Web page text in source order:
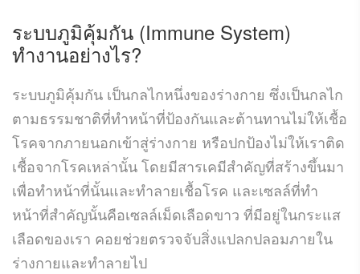
ระบบภูมิคุ้มกัน (Immune System)
ทำงานอย่างไร?
ระบบภูมิคุ้มกัน เป็นกลไกหนึ่งของร่างกาย ซึ่งเป็นกลไก
ตามธรรมชาติที่ทำหน้าที่ป้องกันและต้านทานไม่ให้เชื้อ
โรคจากภายนอกเข้าสู่ร่างกาย หรือปกป้องไม่ให้เราติด
เชื้อจากโรคเหล่านั้น โดยมีสารเคมีสำคัญที่สร้างขึ้นมา
เพื่อทำหน้าที่นั้นและทำลายเชื้อโรค และเซลล์ที่ทำ
หน้าที่สำคัญนั้นคือเซลล์เม็ดเลือดขาว ที่มีอยู่ในกระแส
เลือดของเรา คอยช่วยตรวจจับสิ่งแปลกปลอมภายใน
ร่างกายและทำลายไป